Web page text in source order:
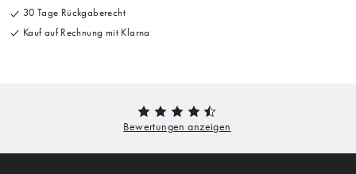
30 Tage Rückgaberecht
Kauf auf Rechnung mit Klarna